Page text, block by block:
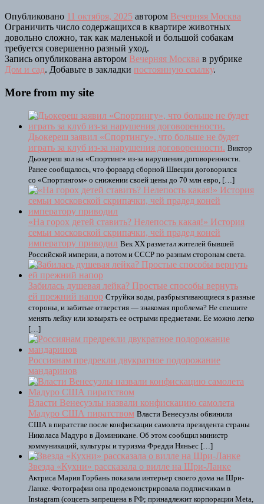
Опубликовано 11 октября, 2025 автором Вечерняя Москва
Ограничить число содержащихся в квартире животных
довольно сложно, так как маленькой и большой собакам
требуется совершенно разный уход.
Запись опубликована автором Вечерняя Москва в рубрике
Дом и сад. Добавьте в закладки постоянную ссылку.
More from my site
Дьокереш заявил «Спортингу», что больше не будет
играть за клуб из-за нарушения договоренности. Виктор
Дьокереш зол на «Спортинг» из-за нарушения договоренности.
Ранее сообщалось, что форвард сборной Швеции договорился
со «Спортингом» о снижении своей цены до 70 млн евро, […]
«На горох детей ставить? Нелепость какая!» История
семьи московской скрипачки, чей прадед коней
императору приводил Век ХХ разметал жителей бывшей
Российской империи, а потом и СССР по разным сторонам света.
Забилась душевая лейка? Простые способы вернуть
ей прежний напор Струйки воды, разбрызгивающиеся в разные
стороны, и забитые отверстия — знакомая проблема? Не спешите
менять лейку или ковырять ее острыми предметами. Ее можно легко
[…]
Россиянам предрекли двукратное подорожание
мандаринов
Власти Венесуэлы назвали конфискацию самолета
Мадуро США пиратством Власти Венесуэлы обвинили
США в пиратстве после конфискации самолета президента страны
Николаса Мадуро в Доминикане. Об этом сообщил министр
коммуникаций, культуры и туризма Фредди Няньес […]
Звезда «Кухни» рассказала о вилле на Шри-Ланке
Актриса Мария Горбань показала интерьер своего дома на Шри-
Ланке. Фотографии она продемонстрировала подписчикам в
Instagram (соцсеть запрещена в РФ; принадлежит корпорации Meta,